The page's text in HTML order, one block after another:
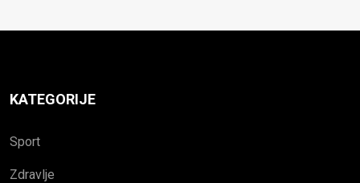
KATEGORIJE
Sport
Zdravlje